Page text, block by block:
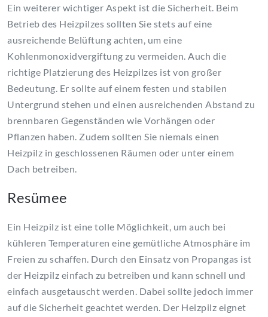
Ein weiterer wichtiger Aspekt ist die Sicherheit. Beim
Betrieb des Heizpilzes sollten Sie stets auf eine
ausreichende Belüftung achten, um eine
Kohlenmonoxidvergiftung zu vermeiden. Auch die
richtige Platzierung des Heizpilzes ist von großer
Bedeutung. Er sollte auf einem festen und stabilen
Untergrund stehen und einen ausreichenden Abstand zu
brennbaren Gegenständen wie Vorhängen oder
Pflanzen haben. Zudem sollten Sie niemals einen
Heizpilz in geschlossenen Räumen oder unter einem
Dach betreiben.
Resümee
Ein Heizpilz ist eine tolle Möglichkeit, um auch bei
kühleren Temperaturen eine gemütliche Atmosphäre im
Freien zu schaffen. Durch den Einsatz von Propangas ist
der Heizpilz einfach zu betreiben und kann schnell und
einfach ausgetauscht werden. Dabei sollte jedoch immer
auf die Sicherheit geachtet werden. Der Heizpilz eignet